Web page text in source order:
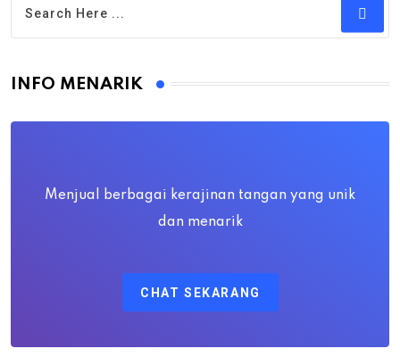
INFO MENARIK
Menjual berbagai kerajinan tangan yang unik
dan menarik
CHAT SEKARANG